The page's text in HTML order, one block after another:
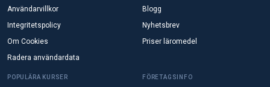
Användarvillkor
Integritetspolicy
Om Cookies
Radera användardata
Blogg
Nyhetsbrev
Priser läromedel
POPULÄRA KURSER FÖRETAGSINFO